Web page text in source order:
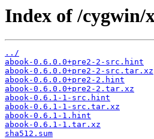
Index of /cygwin/
../
abook-0.6.0.0+pre2-2-src.hint
abook-0.6.0.0+pre2-2-src.tar.xz
abook-0.6.0.0+pre2-2.hint
abook-0.6.0.0+pre2-2.tar.xz
abook-0.6.1-1-src.hint
abook-0.6.1-1-src.tar.xz
abook-0.6.1-1.hint
abook-0.6.1-1.tar.xz
sha512.sum